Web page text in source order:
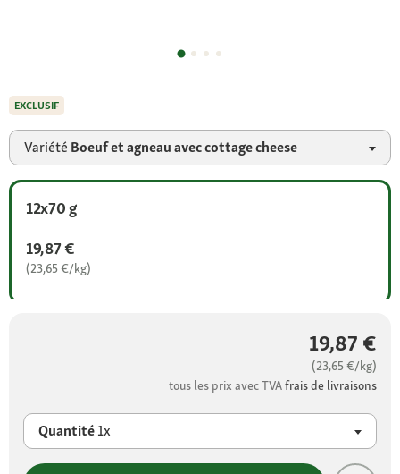
Variété Boeuf et agneau avec cottage cheese
12x70 g
19,87 €
(23,65 €/kg)
19,87 €
(23,65 €/kg)
tous les prix avec TVAfrais de livraisons
Quantité1x
EXCLUSIF